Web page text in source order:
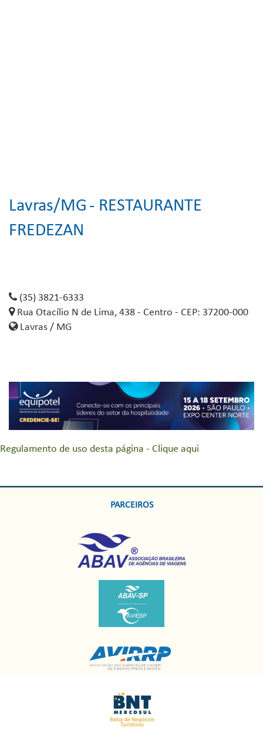
Lavras/MG - RESTAURANTE
FREDEZAN
(35) 3821-6333
Rua Otacílio N de Lima, 438 - Centro - CEP: 37200-000
Lavras / MG
Regulamento de uso desta página - Clique aqui
PARCEIROS